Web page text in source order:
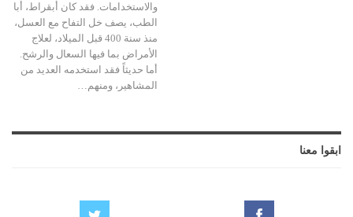
والاستخدامات. فقد كان أبقراط، أبا
الطب، يصف خل التفاح مع العسل،
منذ سنة 400 قبل الميلاد، لعلاج
الأمراض بما فيها السعال والرشح.
أما حديثاً فقد استخدمه العديد من
المشاهير، ومنهم…
ابقوا معنا